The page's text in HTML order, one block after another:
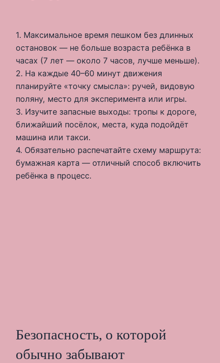
1. Максимальное время пешком без длинных
остановок — не больше возраста ребёнка в
часах (7 лет — около 7 часов, лучше меньше).
2. На каждые 40–60 минут движения
планируйте «точку смысла»: ручей, видовую
поляну, место для эксперимента или игры.
3. Изучите запасные выходы: тропы к дороге,
ближайший посёлок, места, куда подойдёт
машина или такси.
4. Обязательно распечатайте схему маршрута:
бумажная карта — отличный способ включить
ребёнка в процесс.
Безопасность, о которой
обычно забывают